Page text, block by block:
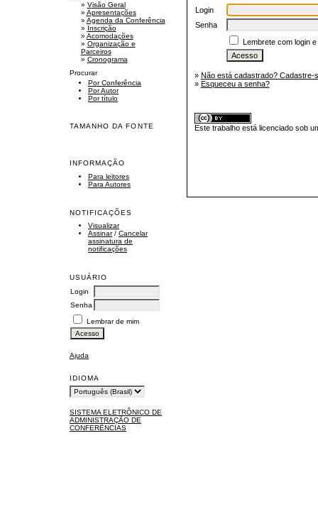
» Visão Geral
» Apresentações
» Agenda da Conferência
»
Inscrição
» Acomodações
» Organização e
Parceiros
» Cronograma
Procurar
Por Conferência
Por Autor
Por título
TAMANHO DA FONTE
INFORMAÇÃO
Para leitores
Para Autores
NOTIFICAÇÕES
Visualizar
Assinar/ Cancelar
assinatura de
notificações
USUÁRIO
Login
Senha
Lembrar de mim
Ajuda
IDIOMA
SISTEMA ELETRÔNICO DE
ADMINISTRAÇÃO DE
CONFERÊNCIAS
Login
Senha
Lembrete com login
» Não está cadastrado? Cadastre-
» Esqueceu a senha?
Este trabalho está licenciado sob